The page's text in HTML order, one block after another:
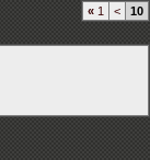
« 1 < 10